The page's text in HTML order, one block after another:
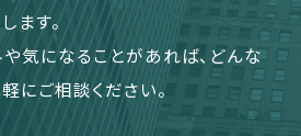
ます。
気になることがあれば、どんな
にご相談ください。